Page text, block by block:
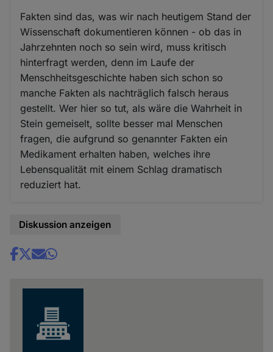
Fakten sind das, was wir nach heutigem Stand der
Wissenschaft dokumentieren können - ob das in
Jahrzehnten noch so sein wird, muss kritisch
hinterfragt werden, denn im Laufe der
Menschheitsgeschichte haben sich schon so
manche Fakten als nachträglich falsch heraus
gestellt. Wer hier so tut, als wäre die Wahrheit in
Stein gemeiselt, sollte besser mal Menschen
fragen, die aufgrund so genannter Fakten ein
Medikament erhalten haben, welches ihre
Lebensqualität mit einem Schlag dramatisch
reduziert hat.
Diskussion anzeigen
Share